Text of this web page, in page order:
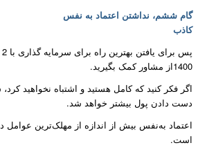
گام ششم، نداشتن اعتماد به نفس
کاذب
1400از مشاور کمک بگیرید.
اگر فکر کنید که کامل هستید و اشتباه نخواهید
دست دادن پول بیشتر خواهد شد.
اعتماد به‌نفس بیش از اندازه از مهلک‌ترین عوامل
است.